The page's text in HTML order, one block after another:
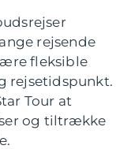
rejsende
fleksible
rejsetidspunkt.
Tour at
og tiltrække